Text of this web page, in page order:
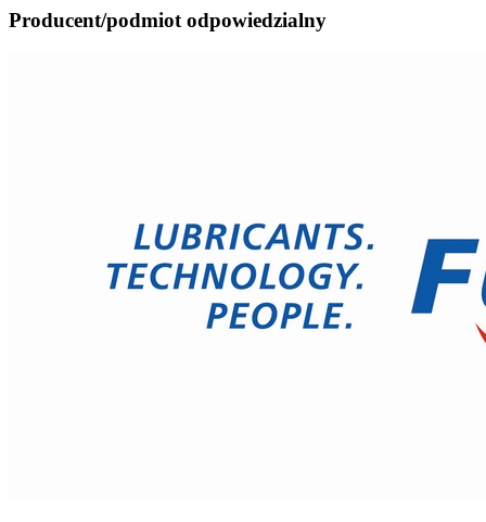
Producent/podmiot odpowiedzialny